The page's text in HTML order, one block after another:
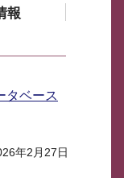
報
タベース
年2月27日